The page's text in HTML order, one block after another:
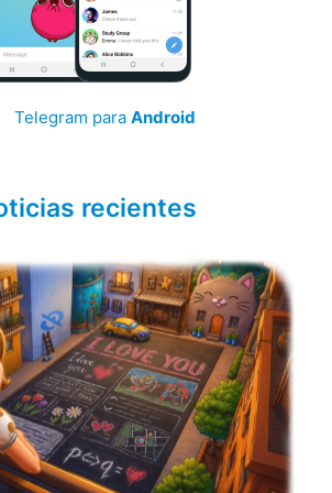
Telegram para Android
recientes